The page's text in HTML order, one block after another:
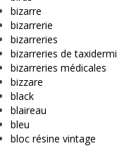
bizarre
bizarrerie
bizarreries
bizarreries de
bizarreries médicales
bizzare
black
blaireau
bleu
bloc résine vintage